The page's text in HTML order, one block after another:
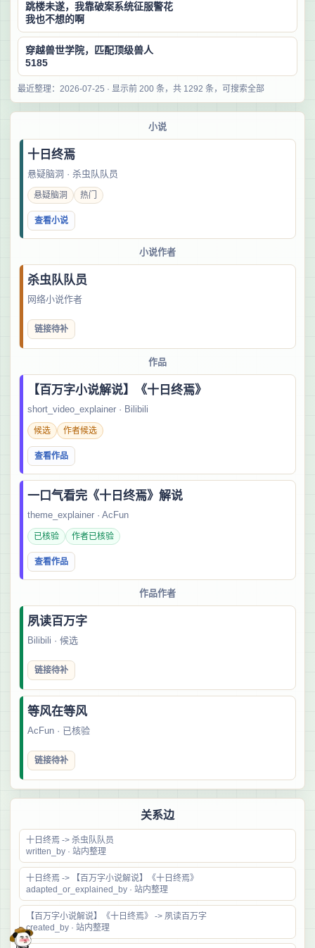
跳楼未遂，我靠破案系统征服警花
我也不想的啊
穿越兽世学院，匹配顶级兽人
5185
最近整理：2026-07-25 · 显示前 200 条，共 1292 条，可搜索全部
小说
十日终焉
悬疑脑洞 · 杀虫队队员
悬疑脑洞 热门
查看小说
小说作者
杀虫队队员
网络小说作者
链接待补
作品
【百万字小说解说】《十日终焉》
short_video_explainer · Bilibili
候选 作者候选
查看作品
一口气看完《十日终焉》解说
theme_explainer · AcFun
已核验 作者已核验
查看作品
作品作者
夙读百万字
Bilibili · 候选
链接待补
等风在等风
AcFun · 已核验
链接待补
关系边
十日终焉 -> 杀虫队队员
written_by · 站内整理
十日终焉 -> 【百万字小说解说】《十日终焉》
adapted_or_explained_by · 站内整理
【百万字小说解说】《十日终焉》 -> 夙读百万字
created_by · 站内整理